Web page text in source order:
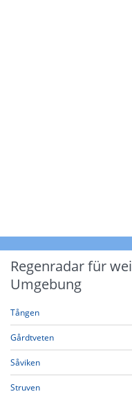
Regenradar für
Umgebung
Tången
Gårdtveten
Såviken
Struven